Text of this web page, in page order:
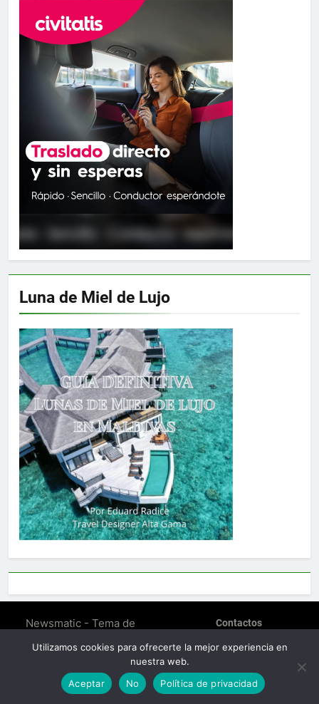
Luna de Miel de Lujo
Newsmatic - Tema de
2026. Funciona gracias a
BlazeThemes
Contactos
SOBRE EDUARD RADICE –
Política De Cookies (EU)
Utilizamos cookies para ofrecerte la mejor experiencia en
nuestra web.
Aceptar
No Política de privacidad